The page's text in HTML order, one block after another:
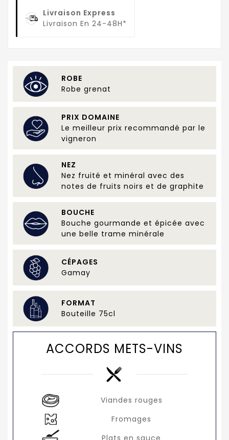
Livraison Express
Livraison En 24-48H*
ROBE
Robe grenat
PRIX DOMAINE
Le meilleur prix recommandé par le
vigneron
NEZ
Nez fruité et minéral avec des
notes de fruits noirs et de graphite
BOUCHE
Bouche gourmande et épicée avec
une belle trame minérale
CÉPAGES
Gamay
FORMAT
Bouteille 75cl
ACCORDS METS-VINS
Viandes rouges
Fromages
Plats en sauce